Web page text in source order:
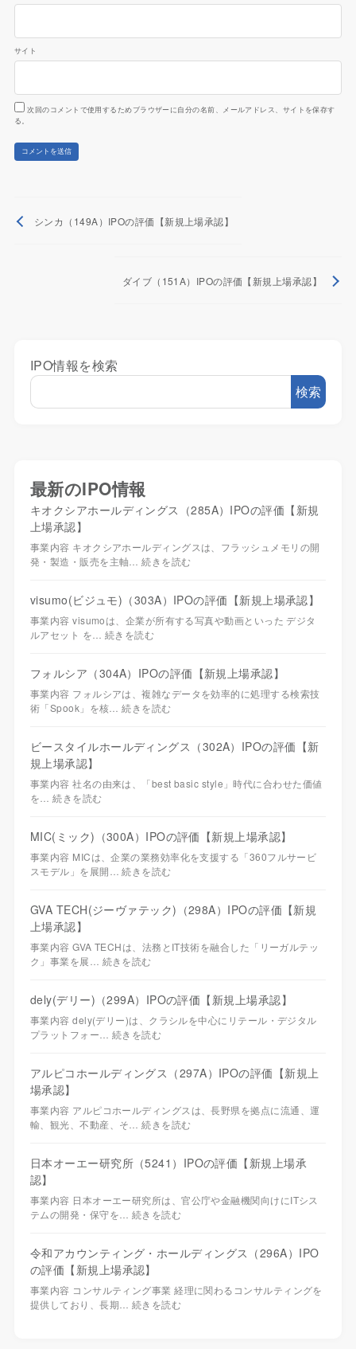
サイト
次回のコメントで使用するためブラウザーに自分の名前、メールアドレス、サイトを保存す
る。
シンカ（149A）IPOの評価【新規上場承認】
ダイブ（151A）IPOの評価【新規上場承認】
IPO情報を検索
検索
最新のIPO情報
キオクシアホールディングス（285A）IPOの評価【新規
上場承認】
事業内容 キオクシアホールディングスは、フラッシュメモリの開
発・製造・販売を主軸…続きを読む
visumo(ビジュモ)（303A）IPOの評価【新規上場承認】
事業内容 visumoは、企業が所有する写真や動画といった デジタ
ルアセット を… 続きを読む
フォルシア（304A）IPOの評価【新規上場承認】
事業内容 フォルシアは、複雑なデータを効率的に処理する検索技
術「Spook」を核…続きを読む
ビースタイルホールディングス（302A）IPOの評価【新
規上場承認】
事業内容 社名の由来は、「best basic style」時代に合わせた価値
を…続きを読む
MIC(ミック)（300A）IPOの評価【新規上場承認】
事業内容 MICは、企業の業務効率化を支援する「360フルサービ
スモデル」を展開…続きを読む
GVA TECH(ジーヴァテック)（298A）IPOの評価【新規
上場承認】
事業内容 GVA TECHは、法務とIT技術を融合した「リーガルテッ
ク」事業を展… 続きを読む
dely(デリー)（299A）IPOの評価【新規上場承認】
事業内容 dely(デリー)は、クラシルを中心にリテール・デジタル
プラットフォー… 続きを読む
アルピコホールディングス（297A）IPOの評価【新規上
場承認】
事業内容 アルピコホールディングスは、長野県を拠点に流通、運
輸、観光、不動産、そ…続きを読む
日本オーエー研究所（5241）IPOの評価【新規上場承
認】
事業内容 日本オーエー研究所は、官公庁や金融機関向けにITシス
テムの開発・保守を… 続きを読む
令和アカウンティング・ホールディングス（296A）IPO
の評価【新規上場承認】
事業内容 コンサルティング事業 経理に関わるコンサルティングを
提供しており、長期… 続きを読む